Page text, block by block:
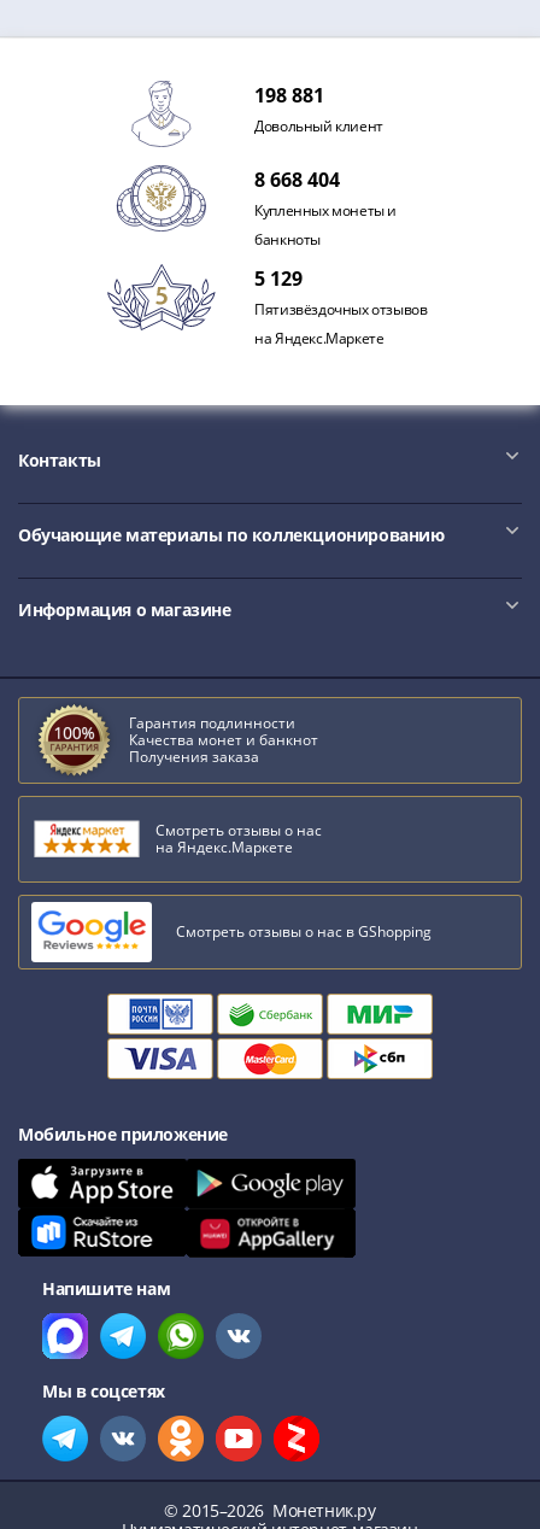
198 881
Довольный клиент
8 668 404
Купленных монеты и
банкноты
5 129
Пятизвёздочных отзывов
на Яндекс.Маркете
Контакты
Обучающие материалы по коллекционированию
Информация о магазине
Гарантия подлинности
Качества монет и банкнот
Получения заказа
Смотреть отзывы о нас
на Яндекс.Маркете
Смотреть отзывы о нас в GShopping
Мобильное приложение
Напишите нам
Мы в соцсетях
© 2015–2026 Монетник.ру